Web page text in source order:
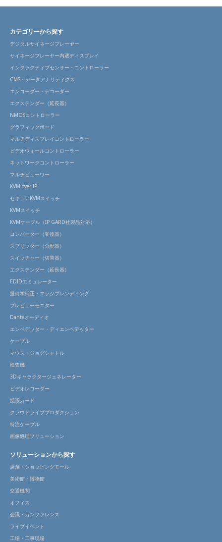
カテゴリーから探す
デジタルサイネージプレーヤー
サイネージプレーヤー内蔵ディスプレイ
インタラクティブセンサー・コントローラー
CMS・データアナリティクス
エンコーダー・デコーダー
エクステンダー（延長器）
NMOSコントローラー
グラフィックボード
マルチディスプレイコントローラー
ビデオウォールコントローラー
ネットワークコントローラー
マルチビューワー
KVM over IP
セキュアKVMスイッチ
KVMスイッチ
KVMケーブル（IP GARD社製品対応）
コンバーター（変換器）
スプリッター（分配器）
スイッチャー（切替器）
エクステンダー（延長器）
EDIDエミュレーター
幾何学補正・エッジブレンディング
プレビューモニター
Danteオーディオ
エンベデッター・ディエンベデッター
ケーブル
マウス・ジョグシャトル
検査機
3Dキャラクタージェネレーター
ビデオレコーダー
拡張カード
クラウドライブプロダクション
特注ケーブル
画像処理ソリューション
ソリューションから探す
店舗・ショッピングモール
美術館・博物館
交通機関
オフィス
会議・カンファレンス
ライブイベント
工場・工事現場